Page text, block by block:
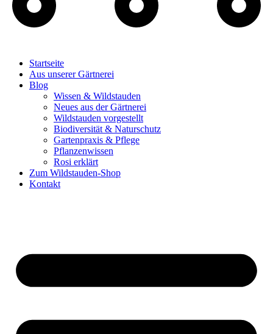
Startseite
Aus unserer Gärtnerei
Blog
Wissen & Wildstauden
Neues aus der Gärtnerei
Wildstauden vorgestellt
Biodiversität & Naturschutz
Gartenpraxis & Pflege
Pflanzenwissen
Rosi erklärt
Zum Wildstauden-Shop
Kontakt